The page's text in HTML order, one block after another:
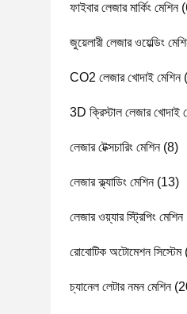
ফাইবার লেজার মার্কিং মেশিন
জুয়েলারী লেজার ওয়েল্ডিং
CO2 লেজার খোদাই মেশিন
3D ক্রিস্টাল লেজার খোদাই
লেজার টেক্সচারিং মেশিন(8)
লেজার ক্ল্যাডিং মেশিন(13)
লেজার ওয়্যার স্ট্রিপিং মেশিন
রোবোটিক অটোমেশন সিস্টেম
চ্যানেল লেটার নমন মেশিন